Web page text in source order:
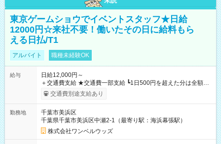
東京ゲームショウでイベントスタッフ★日給
12000円☆来社不要！働いたその日に給料もら
える日払/T1
アルバイト 職種未経験OK
給与
日給12,000円～
＋交通費支給 ★交通費一部支給 ┗1日500円を超えた分は全額支
給！ ※往復500円以内の方は自己負担となります ★日払いOK！
（規定あり） ┗働いたその日に現金GET♪ お仕事後はコンビニ
なし
交通費別途支給あり
勤務地
千葉市美浜区
千葉県千葉市美浜区中瀬2-1（最寄り駅：海浜幕張駅）
株式会社ワンベルウッズ